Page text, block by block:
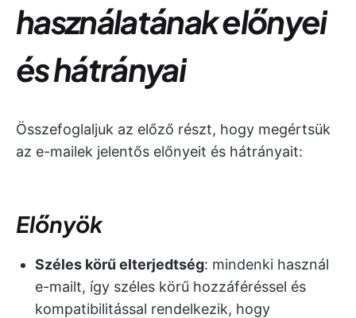
használatának előnyei
és hátrányai
Összefoglaljuk az előző részt, hogy megértsük
az e-mailek jelentős előnyeit és hátrányait:
Előnyök
Széles körű elterjedtség: mindenki használ
e-mailt, így széles körű hozzáféréssel és
kompatibilitással rendelkezik, hogy